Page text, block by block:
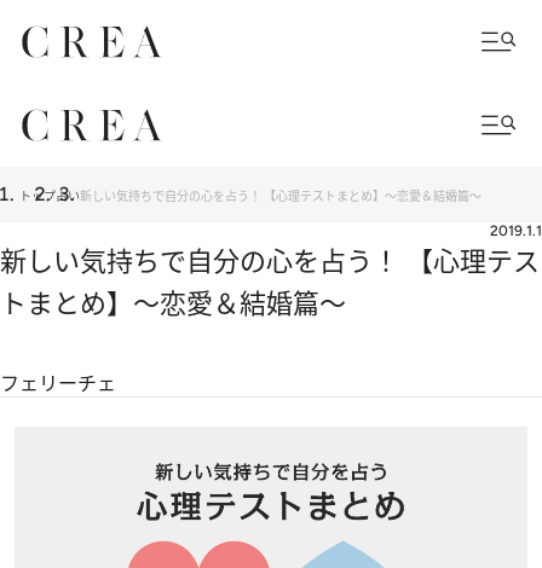
トップ占い新しい気持ちで自分の心を占う！ 【心理テストまとめ】～恋愛＆結婚篇～
2019.1.1
新しい気持ちで自分の心を占う！ 【心理テス
トまとめ】～恋愛＆結婚篇～
フェリーチェ